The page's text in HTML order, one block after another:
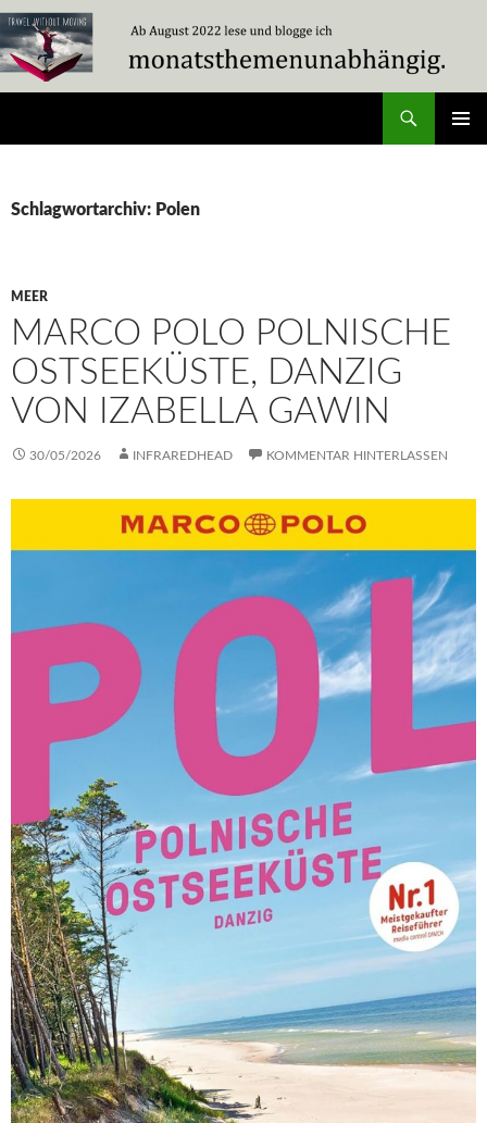
Zum
Inhalt
springen
Schlagwortarchiv: Polen
MEER
MARCO POLO POLNISCHE
OSTSEEKÜSTE, DANZIG
VON IZABELLA GAWIN
30/05/2026 INFRAREDHEAD KOMMENTAR HINTERLASSEN